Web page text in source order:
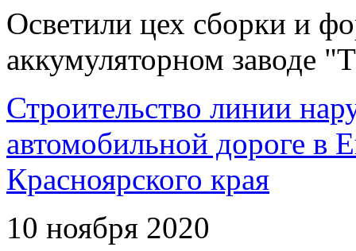
Осветили цех сборки и
аккумуляторном заводе
Строительство линии
автомобильной дороге в
Красноярского края
10 ноября 2020